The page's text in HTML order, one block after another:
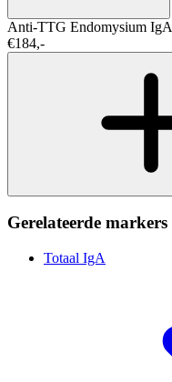
Anti-TTG Endomysium IgA
€184,-
Gerelateerde markers
Totaal IgA